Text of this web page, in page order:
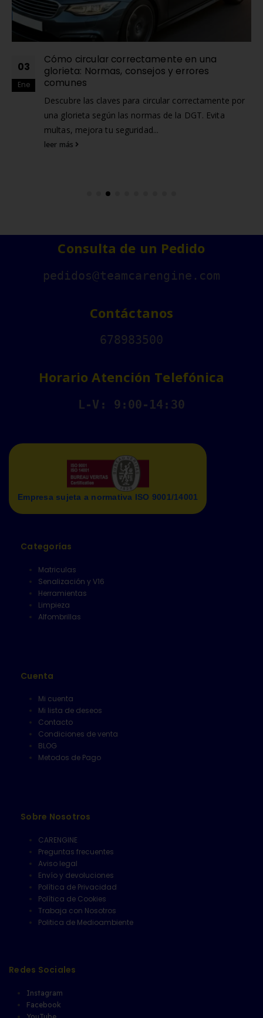
03
Ene
Cómo circular correctamente en una
glorieta: Normas, consejos y errores
comunes
Descubre las claves para circular correctamente por
una glorieta según las normas de la DGT. Evita
multas, mejora tu seguridad...
leer más
Consulta de un Pedido
pedidos@teamcarengine.com
Contáctanos
678983500
Horario Atención Telefónica
L-V: 9:00-14:30
Empresa sujeta a normativa ISO 9001/14001
Categorías
Matriculas
Senalización y V16
Herramientas
Limpieza
Alfombrillas
Cuenta
Mi cuenta
Mi lista de deseos
Contacto
Condiciones de venta
BLOG
Metodos de Pago
Sobre Nosotros
CARENGINE
Preguntas frecuentes
Aviso legal
Envío y devoluciones
Política de Privacidad
Política de Cookies
Trabaja con Nosotros
Politica de Medioambiente
Redes Sociales
Instagram
Facebook